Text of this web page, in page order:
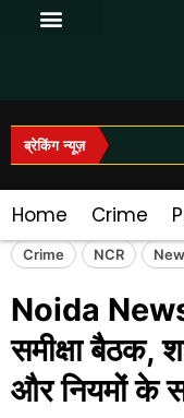
ब्रेकिंग न्यूज़
Home Crime
Crime NCR
Noida
समीक्षा बैठक,
और नियमों के